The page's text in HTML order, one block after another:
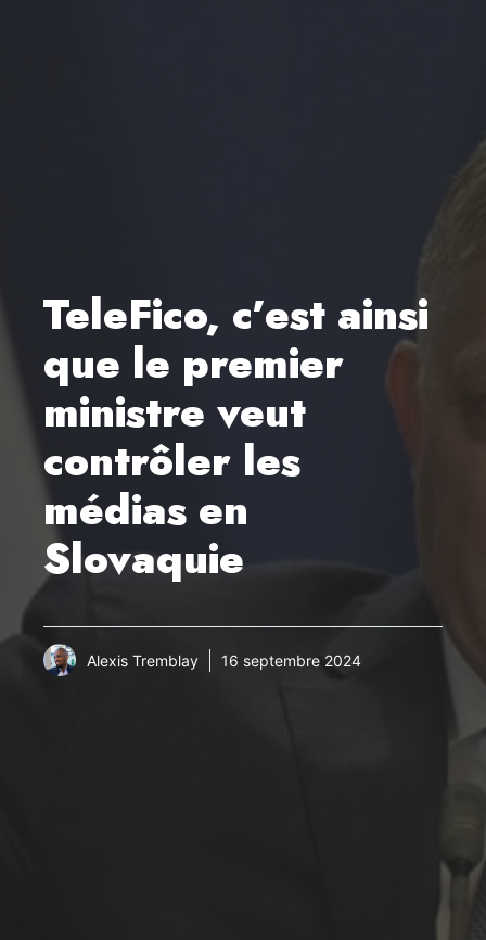
TeleFico, c’est ainsi
que le premier
ministre veut
contrôler les
médias en
Slovaquie
Alexis Tremblay 16 septembre 2024